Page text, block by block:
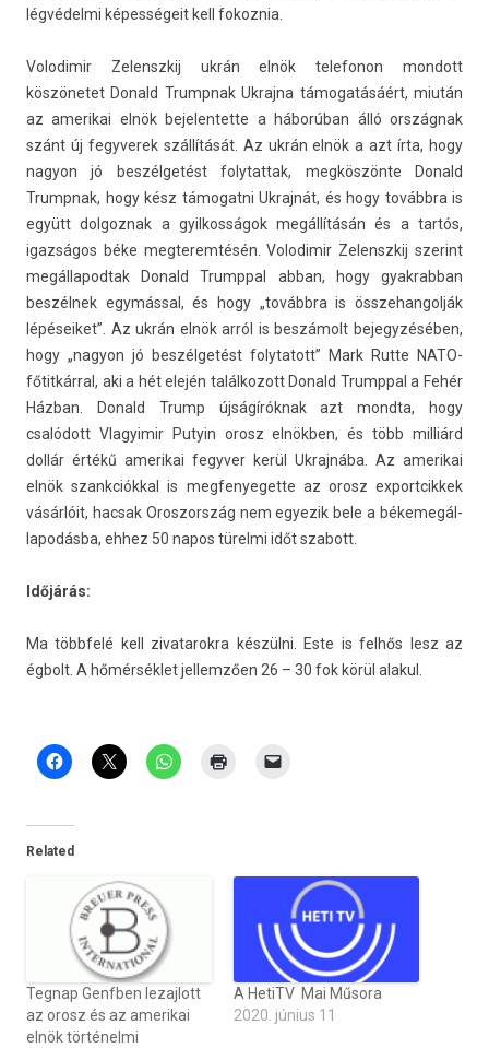
légvédelmi képességeit kell fokoz­nia.
Volodimir Zelenszkij ukrán elnök telefonon mon­dott
köszönetet Donald Trumpnak Uk­rajna támogatásáért, miután
az amerikai elnök be­jelen­tette a háborúban álló országnak
szánt új fegyverek szállítását. Az ukrán elnök a azt írta, hogy
nagyon jó beszélgetést folytat­tak, megköszönte Donald
Trumpnak, hogy kész támogat­ni Uk­rajnát, és hogy továbbra is
együtt dol­goznak a gyil­kosságok megállításán és a tartós,
igazságos béke meg­terem­tésén. Volodimir Zelenszkij szerint
megál­lapod­tak Donald Trumpp­al abban, hogy gyak­rabban
beszélnek egymással, és hogy „továbbra is összehan­golják
lépéseiket”. Az ukrán elnök arról is beszámolt be­jegyzéséb­en,
hogy „nagyon jó beszélgetést folytatott” Mark Rutte NATO-
főtitkárral, aki a hét elején talál­kozott Donald Trumpp­al a Fehér
Házban. Donald Trump újságíróknak azt mondta, hogy
csalódott Vlagyimir Putyin orosz elnökben, és több milliárd
dollár értékű amerikai fegyv­er kerül Uk­rajnába. Az amerikai
elnök szankciókk­al is meg­fenyeget­te az orosz ex­portcik­kek
vásárlóit, hac­sak Oros­zország nem egyezik bele a békemegál­
lapodás­ba, ehhez 50 napos türelmi időt szabott.
Időjárás:
Ma többfelé kell zivatarok­ra készülni. Este is felhős lesz az
égbolt. A hőmérséklet jel­lemző­en 26 – 30 fok körül al­akul.
Related
Tegnap Genfben lezajlott
az orosz és az amerikai
elnök történelmi
A HetiTV Mai Műsora
2020. június 11